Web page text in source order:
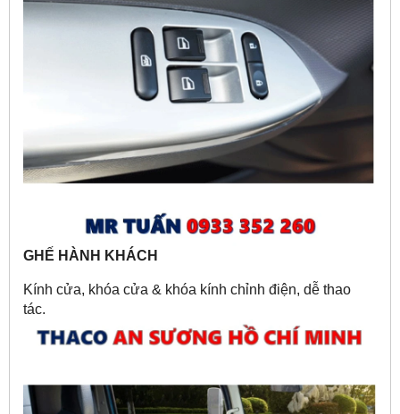
GHẾ HÀNH KHÁCH
Kính cửa, khóa cửa & khóa kính chỉnh điện, dễ thao
tác.